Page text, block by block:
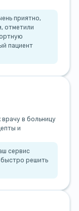
приятно,
отметили
пациент
врачу в больницу
и
сервис
быстро решить